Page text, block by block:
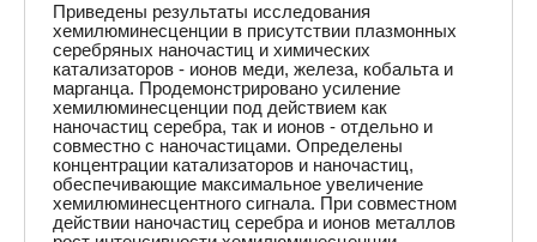
Приведены результаты исследования
хемилюминесценции в присутствии плазмонных
серебряных наночастиц и химических
катализаторов - ионов меди, железа, кобальта и
марганца. Продемонстрировано усиление
хемилюминесценции под действием как
наночастиц серебра, так и ионов - отдельно и
совместно с наночастицами. Определены
концентрации катализаторов и наночастиц,
обеспечивающие максимальное увеличение
хемилюминесцентного сигнала. При совместном
действии наночастиц серебра и ионов металлов